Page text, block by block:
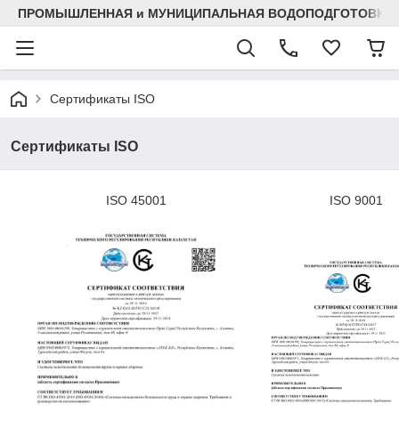
ПРОМЫШЛЕННАЯ и МУНИЦИПАЛЬНАЯ ВОДОПОДГОТОВКА
Сертификаты ISO
Сертификаты ISO
ISO 45001 ISO 9001